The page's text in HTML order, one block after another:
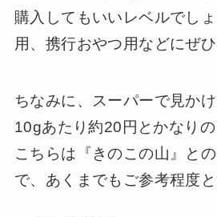
購入してもいいレベルでし
用、携行おやつ用などにぜひ
ちなみに、スーパーで見か
10gあたり約20円とかなりの
こちらは『きのこの山』と
で、あくまでもご参考程度と